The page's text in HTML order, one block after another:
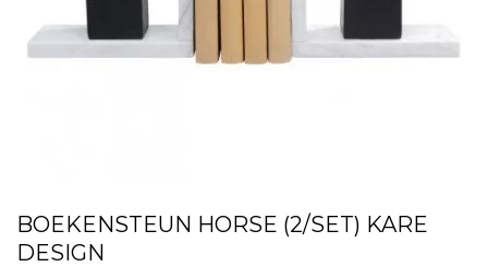
BOEKENSTEUN HORSE (2/SET) KARE
DESIGN